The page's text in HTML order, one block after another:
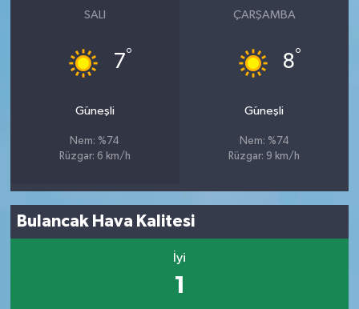
SALI
7°
Güneşli
Nem: %74
Rüzgar: 6 km/h
ÇARŞAMBA
8°
Güneşli
Nem: %74
Rüzgar: 9 km/h
Bulancak Hava Kalitesi
İyi
1